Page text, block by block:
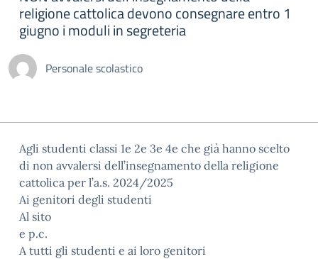
religione cattolica devono consegnare entro 1
giugno i moduli in segreteria
Personale scolastico
Agli studenti classi 1e 2e 3e 4e che già hanno scelto
di non avvalersi dell’insegnamento della religione
cattolica per l’a.s. 2024/2025
Ai genitori degli studenti
Al sito
e p.c.
A tutti gli studenti e ai loro genitori